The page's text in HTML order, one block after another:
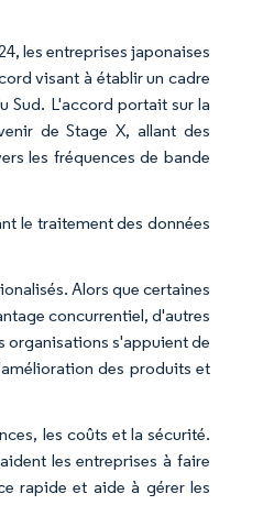
les entreprises japonaises
visant à établir un cadre
Sud. L'accord portait sur la
de Stage X, allant des
les fréquences de bande
le traitement des données
Alors que certaines
concurrentiel, d'autres
organisations s'appuient de
des produits et
les coûts et la sécurité.
les entreprises à faire
rapide et aide à gérer les